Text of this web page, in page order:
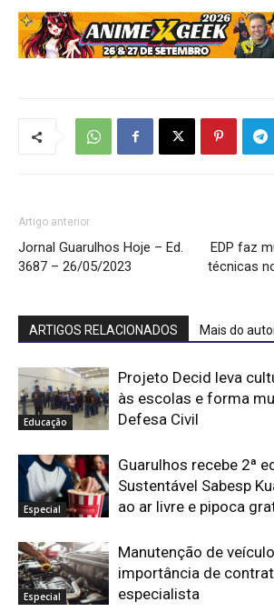
Artigo anterior
Jornal Guarulhos Hoje – Ed.
3687 – 26/05/2023
EDP faz
técnicas
ARTIGOS RELACIONADOS Mais do
Educação
Projeto Decid leva
às escolas e forma
Defesa Civil
Especial
Guarulhos recebe 2ª
Sustentável Sabesp
ao ar livre e pipoca
Especial
Manutenção de
importância de
especialista